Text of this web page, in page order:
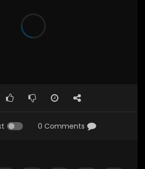
0 Comments